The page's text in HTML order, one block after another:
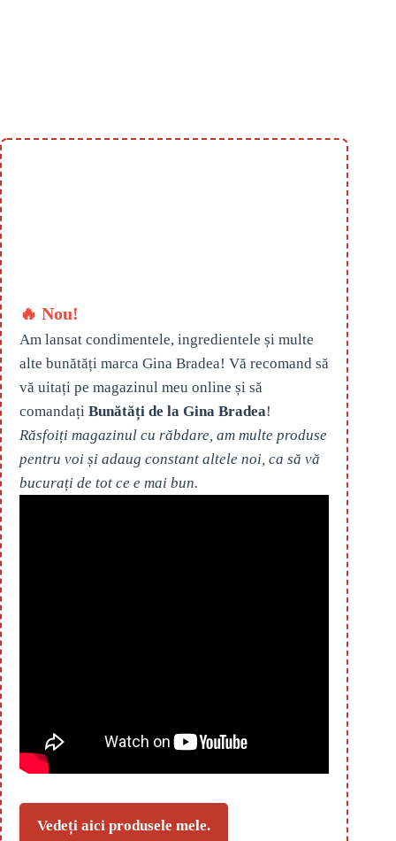
🔥 Nou!
Am lansat condimentele, ingredientele și multe
alte bunătăți marca Gina Bradea! Vă recomand să
vă uitați pe magazinul meu online și să
comandați Bunătăți de la Gina Bradea!
Răsfoiți magazinul cu răbdare, am multe produse
pentru voi și adaug constant altele noi, ca să vă
bucurați de tot ce e mai bun.
Vedeți aici produsele mele.